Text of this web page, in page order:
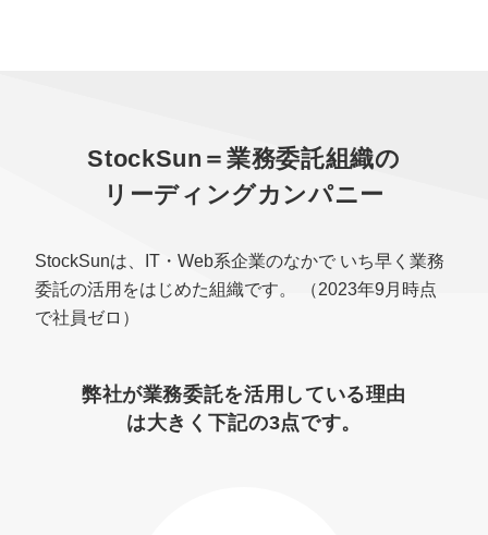
StockSun＝業務委託組織の
リーディングカンパニー
StockSunは、IT・Web系企業のなかで いち早く業務
委託の活用をはじめた組織です。
（2023年9月時点
で社員ゼロ）
弊社が業務委託を活用している理由
は大きく下記の3点です。